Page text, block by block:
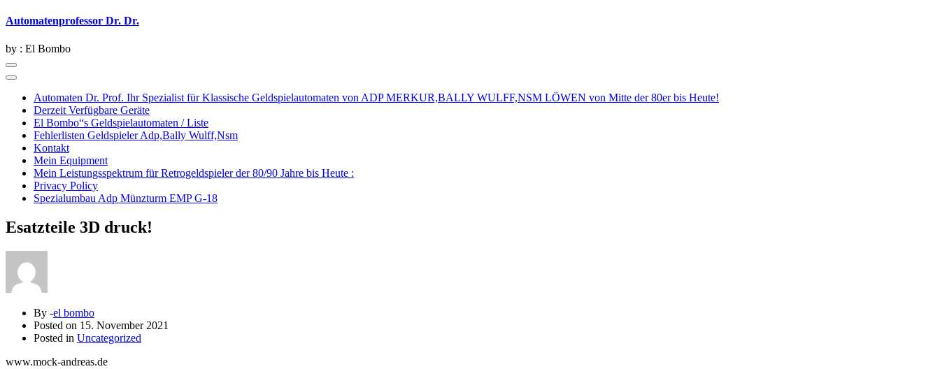
Skip
content
Automatenprofessor Dr. Dr.
by : El Bombo
Automaten Dr. Prof. Ihr Spezialist für Klassische Geldspielautomaten von ADP MERKUR,BALLY WULFF,NSM LÖWEN von Mitte der 80er bis Heute!
Derzeit Verfügbare Geräte
El Bombo“s Geldspielautomaten / Liste
Fehlerlisten Geldspieler Adp,Bally Wulff,Nsm
Kontakt
Mein Equipment
Mein Leistungsspektrum für Retrogeldspieler der 80/90 Jahre bis Heute :
Privacy Policy
Spezialumbau Adp Münzturm EMP G-18
Esatzteile 3D druck!
By -el bombo
Posted on 15. November 2021
Posted in Uncategorized
www.mock-andreas.de